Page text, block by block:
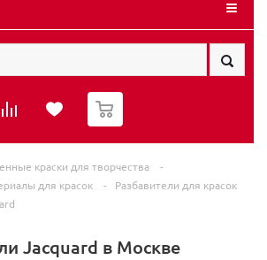
0
краски для творчества
-
для красок
-
Разбавители для красок
Jacquard в Москве